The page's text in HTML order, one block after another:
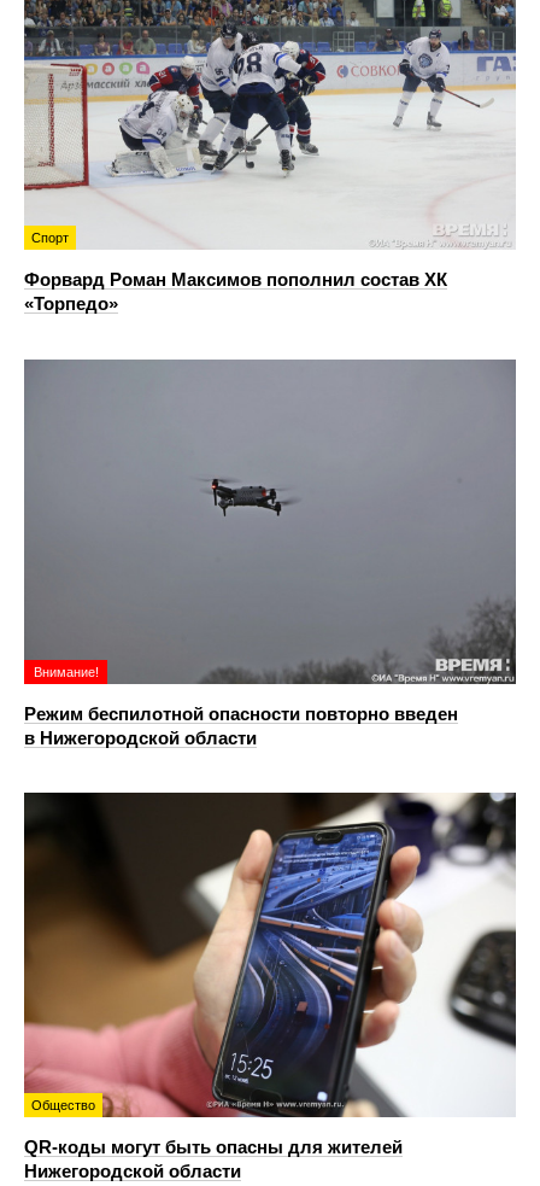
Спорт
Форвард Роман Максимов пополнил состав ХК
«Торпедо»
Внимание!
Режим беспилотной опасности повторно введен
в Нижегородской области
Общество
QR-коды могут быть опасны для жителей
Нижегородской области